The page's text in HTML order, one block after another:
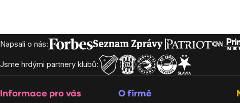
Zápatí
Napsali o nás:
Jsme hrdými partnery klubů:
Informace pro vás O firmě